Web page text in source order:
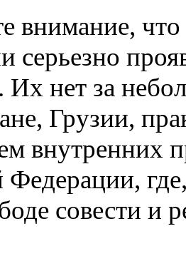
внимание,
серьезно
Их нет за
Грузии,
внутренних
Федерации,
совести и